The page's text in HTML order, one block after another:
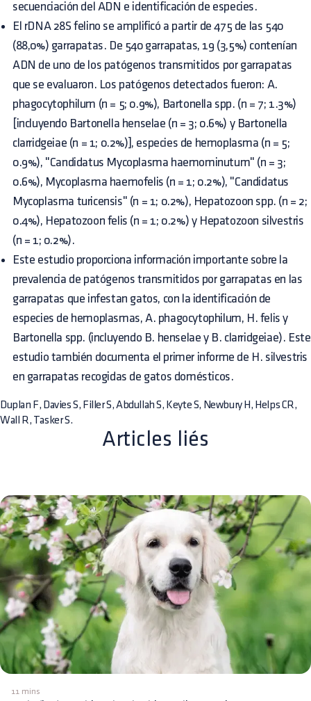
secuenciación del ADN e identificación de especies.
El rDNA 28S felino se amplificó a partir de 475 de las 540
(88,0%) garrapatas. De 540 garrapatas, 19 (3,5%) contenían
ADN de uno de los patógenos transmitidos por garrapatas
que se evaluaron. Los patógenos detectados fueron: A.
phagocytophilum (n = 5; 0.9%), Bartonella spp. (n = 7; 1.3%)
[incluyendo Bartonella henselae (n = 3; 0.6%) y Bartonella
clarridgeiae (n = 1; 0.2%)], especies de hemoplasma (n = 5;
0.9%), "Candidatus Mycoplasma haemominutum" (n = 3;
0.6%), Mycoplasma haemofelis (n = 1; 0.2%), "Candidatus
Mycoplasma turicensis" (n = 1; 0.2%), Hepatozoon spp. (n = 2;
0.4%), Hepatozoon felis (n = 1; 0.2%) y Hepatozoon silvestris
(n = 1; 0.2%).
Este estudio proporciona información importante sobre la
prevalencia de patógenos transmitidos por garrapatas en las
garrapatas que infestan gatos, con la identificación de
especies de hemoplasmas, A. phagocytophilum, H. felis y
Bartonella spp. (incluyendo B. henselae y B. clarridgeiae). Este
estudio también documenta el primer informe de H. silvestris
en garrapatas recogidas de gatos domésticos.
Duplan F, Davies S, Filler S, Abdullah S, Keyte S, Newbury H, Helps CR,
Wall R, Tasker S.
Articles liés
11 mins